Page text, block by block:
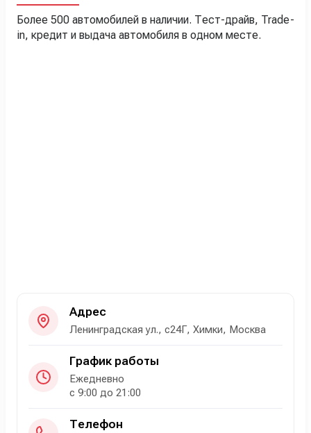
Более 500 автомобилей в наличии. Тест-драйв, Trade-
in, кредит и выдача автомобиля в одном месте.
Адрес
Ленинградская ул., с24Г, Химки, Москва
График работы
Ежедневно
с 9:00 до 21:00
Телефон